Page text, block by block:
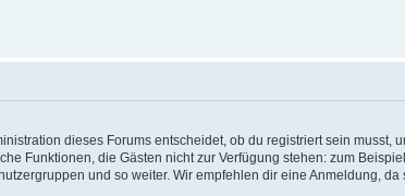
dieses Forums entscheidet, ob du registriert sein musst,
Funktionen, die Gästen nicht zur Verfügung stehen: zum
und so weiter. Wir empfehlen dir eine Anmeldung,